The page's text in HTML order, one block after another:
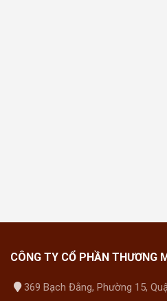
CÔNG TY CỔ PHẦN THƯƠNG
369 Bạch Đằng, Phường 15,